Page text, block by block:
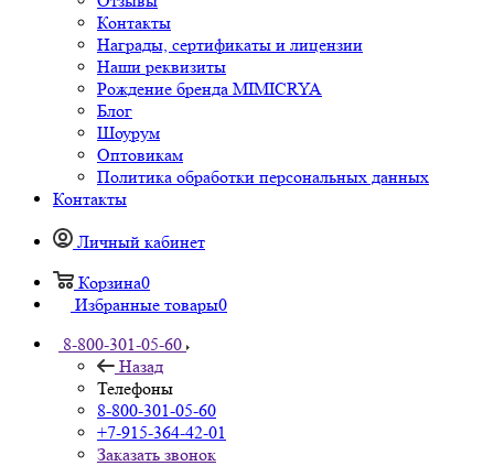
Контакты
Награды, сертификаты и лицензии
Наши реквизиты
Рождение бренда MIMICRYA
Блог
Шоурум
Оптовикам
Политика обработки персональных данных
Контакты
Личный кабинет
Корзина0
Избранные товары0
8-800-301-05-60
Назад
Телефоны
8-800-301-05-60
+7-915-364-42-01
Заказать звонок